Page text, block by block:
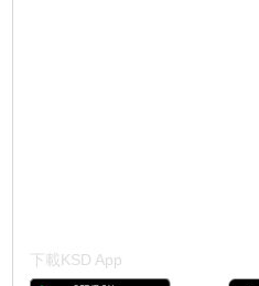
下載KSD App